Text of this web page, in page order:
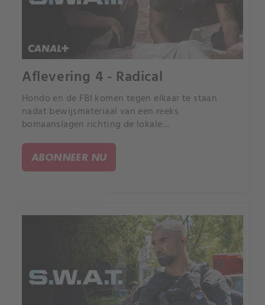
Aflevering 4 - Radical
Hondo en de FBI komen tegen elkaar te staan
nadat bewijsmateriaal van een reeks
bomaanslagen richting de lokale
ABONNEER NU